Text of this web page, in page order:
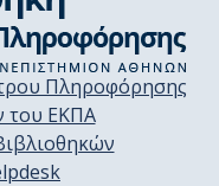
Πληροφόρησης
του ΕΚΠΑ